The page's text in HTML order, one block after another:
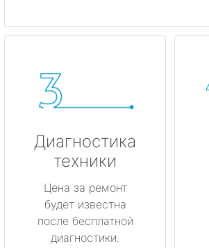
Диагностика
техники
Цена за ремонт
будет известна
после бесплатной
диагностики.